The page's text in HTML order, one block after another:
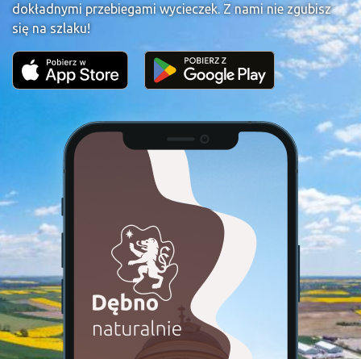
dokładnymi przebiegami wycieczek. Z nami nie zgubisz
się na szlaku!